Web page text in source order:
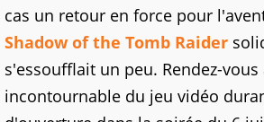
cas un retour en force pour
Shadow of the Tomb Raider
s'essoufflait un peu. Rendez-
incontournable du jeu vidéo